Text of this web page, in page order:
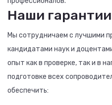
Наши гарантии
Мы сотрудничаем с лучшими
кандидатами наук и
опыт как в проверке, так и в
подготовке всех
обеспечить: